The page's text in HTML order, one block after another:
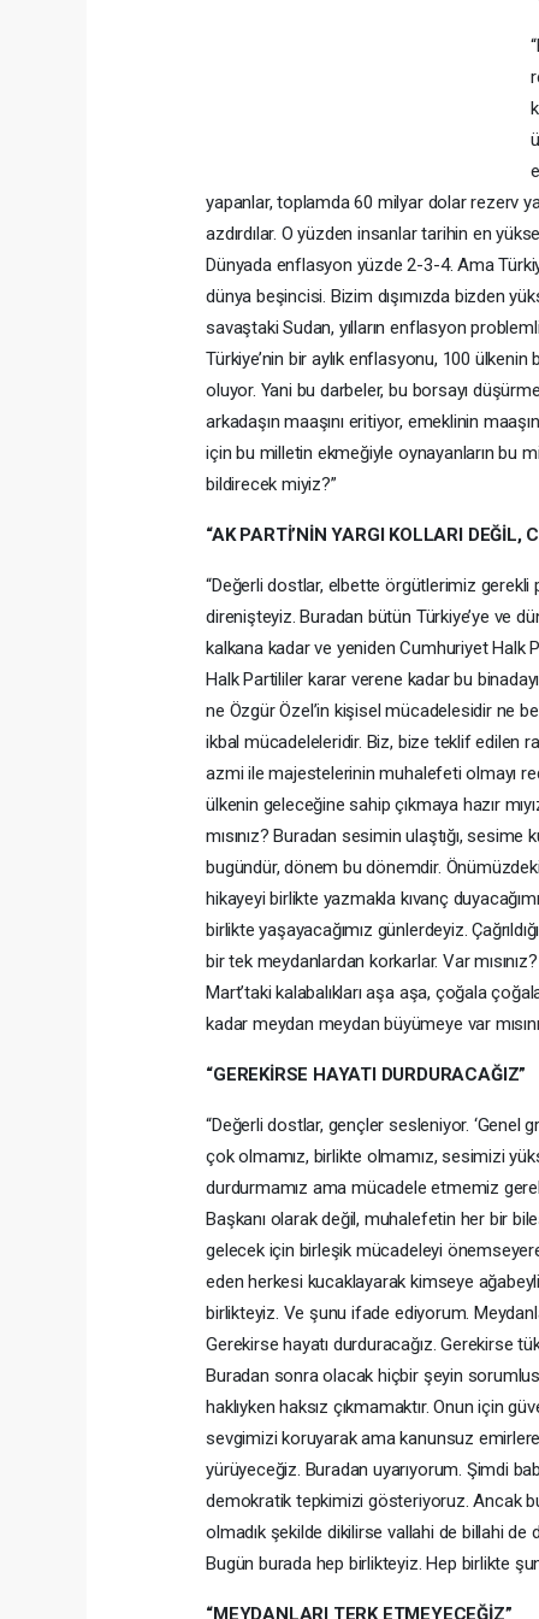
yapanlar, toplamda 60 milyar dolar rezerv
azdırdılar. O yüzden insanlar tarihin en
Dünyada enflasyon yüzde 2-3-4. Ama
dünya beşincisi. Bizim dışımızda bizden
savaştaki Sudan, yılların enflasyon
Türkiye’nin bir aylık enflasyonu, 100
oluyor. Yani bu darbeler, bu borsayı
arkadaşın maaşını eritiyor, emeklinin
için bu milletin ekmeğiyle oynayanların bu
bildirecek miyiz?”
“AK PARTİ’NİN YARGI KOLLARI DEĞİL,
“Değerli dostlar, elbette örgütlerimiz gerekli
direnişteyiz. Buradan bütün Türkiye’ye ve
kalkana kadar ve yeniden Cumhuriyet Halk
Halk Partililer karar verene kadar bu
ne Özgür Özel’in kişisel mücadelesidir ne
ikbal mücadeleleridir. Biz, bize teklif edilen
azmi ile majestelerinin muhalefeti olmayı
ülkenin geleceğine sahip çıkmaya hazır
mısınız? Buradan sesimin ulaştığı,
bugündür, dönem bu dönemdir.
hikayeyi birlikte yazmakla kıvanç
birlikte yaşayacağımız günlerdeyiz.
bir tek meydanlardan korkarlar. Var
Mart’taki kalabalıkları aşa aşa, çoğala
kadar meydan meydan büyümeye var
“GEREKİRSE HAYATI DURDURACAĞIZ”
“Değerli dostlar, gençler sesleniyor. ‘Genel
çok olmamız, birlikte olmamız, sesimizi
durdurmamız ama mücadele etmemiz
Başkanı olarak değil, muhalefetin her bir
gelecek için birleşik mücadeleyi
eden herkesi kucaklayarak kimseye
birlikteyiz. Ve şunu ifade ediyorum.
Gerekirse hayatı durduracağız. Gerekirse
Buradan sonra olacak hiçbir şeyin
haklıyken haksız çıkmamaktır. Onun için
sevgimizi koruyarak ama kanunsuz
yürüyeceğiz. Buradan uyarıyorum. Şimdi
demokratik tepkimizi gösteriyoruz. Ancak
olmadık şekilde dikilirse vallahi de billahi
Bugün burada hep birlikteyiz. Hep birlikte
“MEYDANLARI TERK ETMEYECEĞİZ”